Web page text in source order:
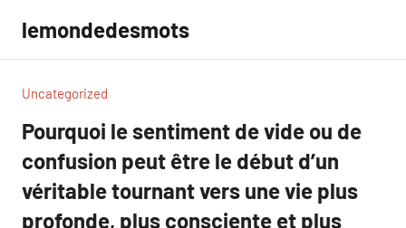
contenu
lemondedesmots
Uncategorized
Pourquoi le sentiment de vide ou de
confusion peut être le début d’un
véritable tournant vers une vie plus
profonde, plus consciente et plus